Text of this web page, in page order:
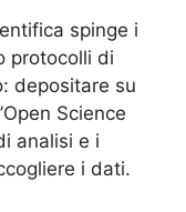
spinge i
protocolli di
depositare su
Science
analisi e i
i dati.